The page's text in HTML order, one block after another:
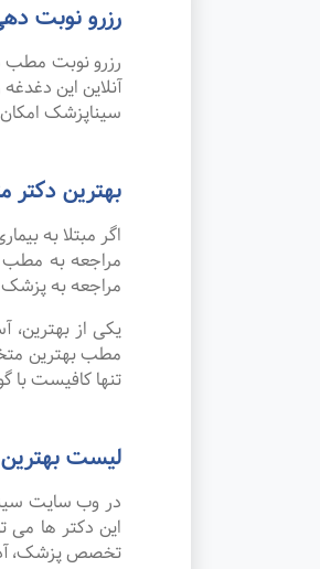
رزرو نوبت
رزرو نوبت مطب
آنلاین این
سیناپزشک
بهترین
اگر مبتلا به
مراجعه به مطب
مراجعه به
یکی از
مطب بهترین
تنها کافیست
لیست
در وب سایت
این دکتر ها می
تخصص پزشک،